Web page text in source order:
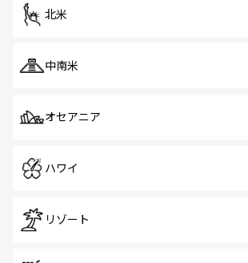
北米
中南米
オセアニア
ハワイ
リゾート